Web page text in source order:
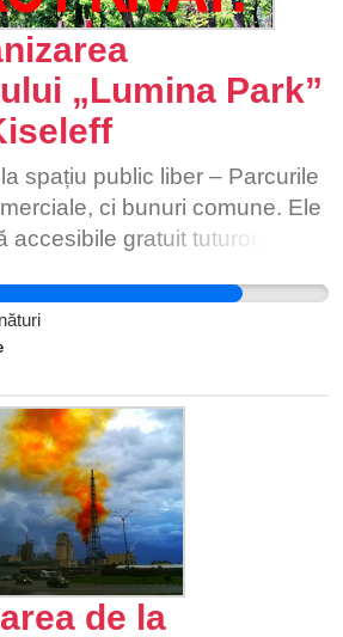
„Lumina Park”
spațiu public liber – Parcurile
ci bunuri comune. Ele
gratuit tuturor,
istorici – În zona vizată
se află cei mai mulți arbori
conform Registrului Verde
sau solului este
interesul public autentic –
înseamnă profit pe termen
private mascate drept
public este accesul liber la
comunității și protejarea
🌳 Pentru viitorul
de la